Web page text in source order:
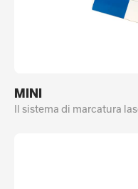
MINI
Il sistema di marcatura